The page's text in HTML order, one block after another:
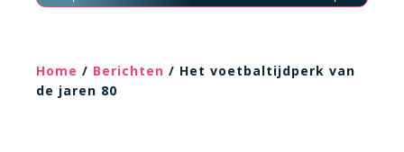
Home / Berichten / Het voetbaltijdperk van
de jaren 80